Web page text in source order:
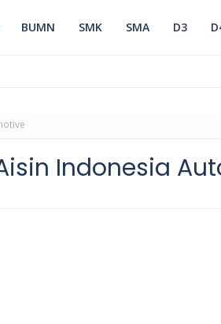
BUMN SMK SMA D3
Indonesia